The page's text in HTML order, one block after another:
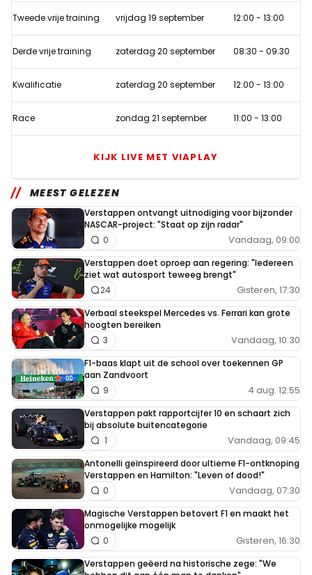
Azerbeidzjan
Tweede vrije training vrijdag 19 september 12:00 - 13:00
Derde vrije training zaterdag 20 september 08:30 - 09:30
Kwalificatie zaterdag 20 september 12:00 - 13:00
Race zondag 21 september 11:00 - 13:00
KIJK LIVE MET VIAPLAY
MEEST GELEZEN
Verstappen ontvangt uitnodiging voor bijzonder
NASCAR-project: "Staat op zijn radar"
Vandaag, 09:00
0
Verstappen doet oproep aan regering: "Iedereen
ziet wat autosport teweeg brengt"
Gisteren, 17:30
24
Verbaal steekspel Mercedes vs. Ferrari kan grote
hoogten bereiken
Vandaag, 10:30
3
F1-baas klapt uit de school over toekennen GP
aan Zandvoort
4 aug. 12:55
9
Verstappen pakt rapportcijfer 10 en schaart zich
bij absolute buitencategorie
Vandaag, 09:45
1
Antonelli geïnspireerd door ultieme F1-ontknoping
Verstappen en Hamilton: "Leven of dood!"
Vandaag, 07:30
0
Magische Verstappen betovert F1 en maakt het
onmogelijke mogelijk
Gisteren, 16:30
0
Verstappen geëerd na historische zege: "We